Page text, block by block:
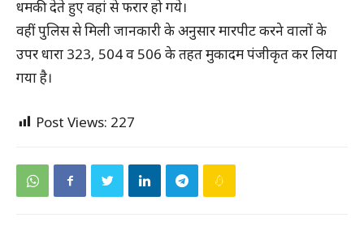
धमकी देते हुए वहां से फरार हो गये।
वहीं पुलिस से मिली जानकारी के अनुसार मारपीट करने वालों के
उपर धारा 323, 504 व 506 के तहत मुकादम पंजीकृत कर लिया
गया है।
Post Views: 227